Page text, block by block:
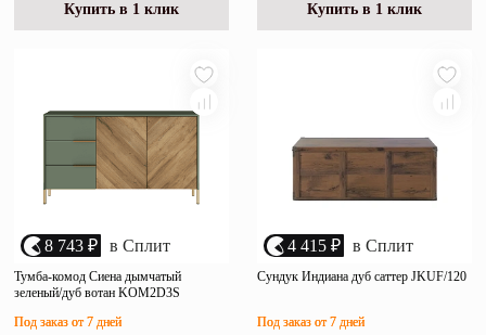
Купить в 1 клик Купить в 1 клик
8 743 ₽ в Сплит
Тумба-комод Сиена дымчатый
зеленый/дуб вотан KOM2D3S
Под заказ от 7 дней
4 415 ₽ в Сплит
Сундук Индиана дуб саттер JKUF/120
Под заказ от 7 дней